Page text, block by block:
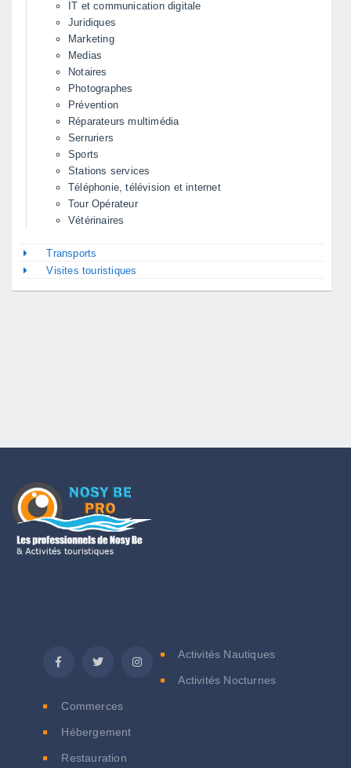
IT et communication digitale
Juridiques
Marketing
Medias
Notaires
Photographes
Prévention
Réparateurs multimédia
Serruriers
Sports
Stations services
Téléphonie, télévision et internet
Tour Opérateur
Vétérinaires
Transports
Visites touristiques
Activités Nautiques
Activités Nocturnes
Commerces
Hébergement
Restauration